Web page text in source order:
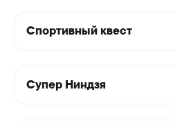
Спортивный квест
Супер Ниндзя